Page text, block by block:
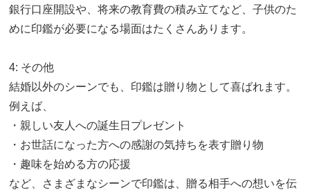
銀行口座開設や、将来の教育費の積み立てなど、子供のた
めに印鑑が必要になる場面はたくさんあります。
4: その他
結婚以外のシーンでも、印鑑は贈り物として喜ばれます。
例えば、
・親しい友人への誕生日プレゼント
・お世話になった方への感謝の気持ちを表す贈り物
・趣味を始める方の応援
など、さまざまなシーンで印鑑は、贈る相手への想いを伝